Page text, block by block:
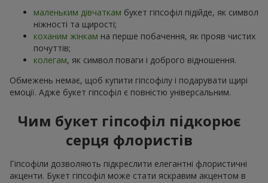
маленьким дівчаткам букет гіпсофіл підійде, як символ
ніжності та щирості;
коханим жінкам на перше побачення, як прояв чистих
почуттів;
колегам, як символ поваги і доброго відношення.
Обмежень немає, щоб купити гіпсофілу і подарувати щирі
емоції. Адже букет гіпсофіл є повністю універсальним.
Чим букет гіпсофіл підкорює
серця флористів
Гіпсофіли дозволяють підкреслити елегантні флористичні
акценти. Букет гіпсофіл може стати яскравим акцентом в